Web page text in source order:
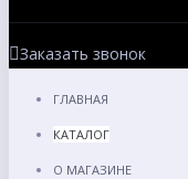
Заказать звонок
ГЛАВНАЯ
КАТАЛОГ
О МАГАЗИНЕ